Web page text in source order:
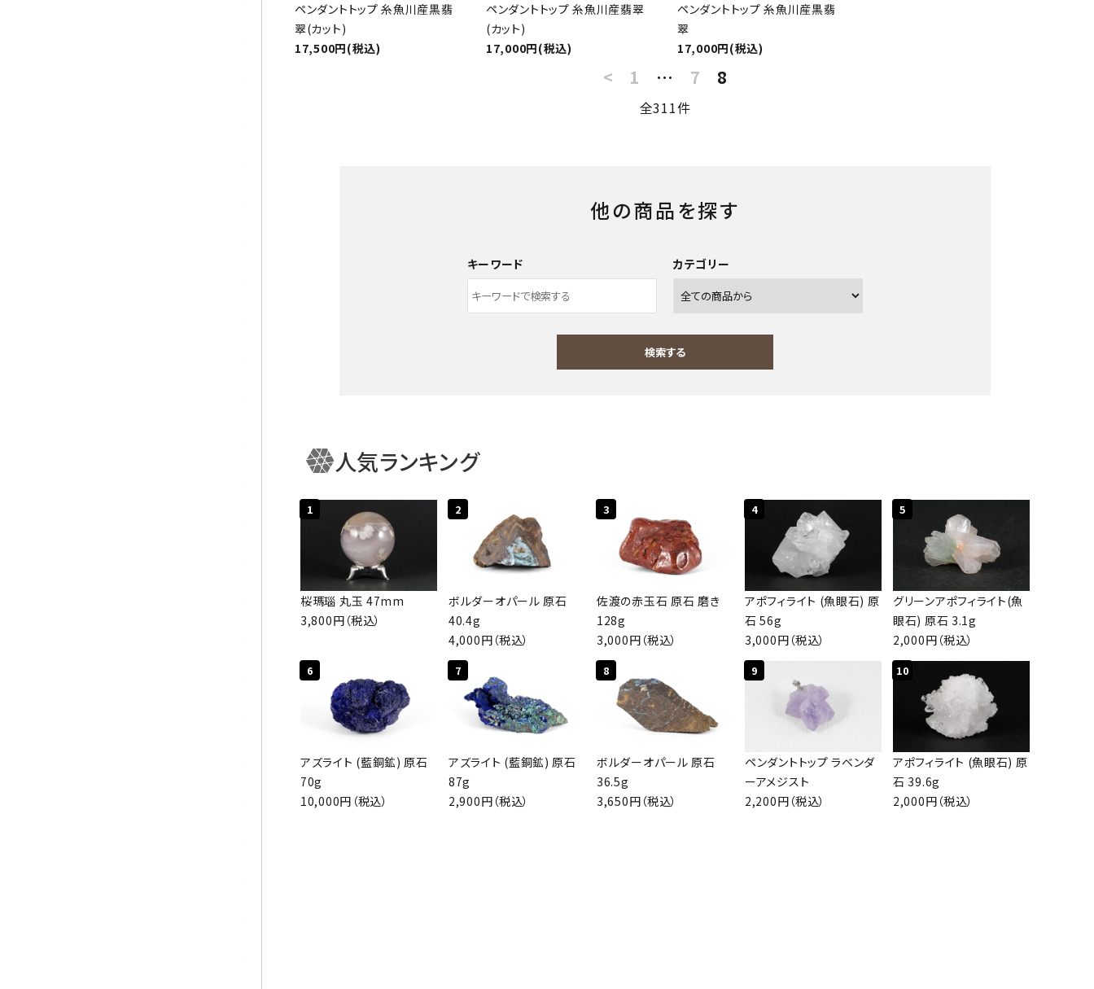
ペンダントトップ 糸魚川産黒翡
翠(カット)
17,500円(税込)
ペンダントトップ 糸魚川産翡翠
(カット)
17,000円(税込)
ペンダントトップ 糸魚川産黒翡
翠
17,000円(税込)
< 1 … 7 8
全311件
他の商品を探す
キーワード カテゴリー
検索する
カテゴリー
人気ランキング
1
桜瑪瑙 丸玉 47mm
3,800円（税込）
2
ボルダーオパール 原石
40.4g
4,000円（税込）
3
佐渡の赤玉石 原石 磨き
128g
3,000円（税込）
4
アポフィライト (魚眼石) 原
石 56g
3,000円（税込）
5
グリーンアポフィライト(魚
眼石) 原石 3.1g
2,000円（税込）
6
アズライト (藍銅鉱) 原石
70g
10,000円（税込）
7
アズライト (藍銅鉱) 原石
87g
2,900円（税込）
8
ボルダーオパール 原石
36.5g
3,650円（税込）
9
ペンダントトップ ラベンダ
ーアメジスト
2,200円（税込）
10
アポフィライト (魚眼石) 原
石 39.6g
2,000円（税込）